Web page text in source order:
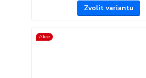
Zvolit variantu
Akce